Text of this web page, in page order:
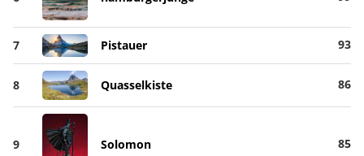
7 Pistauer 93
8 Quasselkiste 86
9 Solomon 85